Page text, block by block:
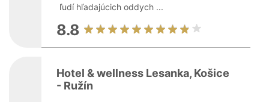
ľudí hľadajúcich oddych ...
8.8
Hotel & wellness Lesanka, Košice
- Ružín